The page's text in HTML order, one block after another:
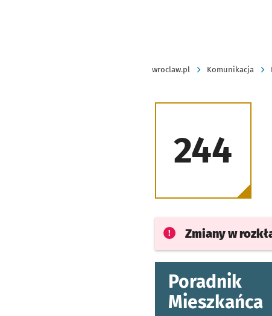
wroclaw.pl Komunikacja
244
Zmiany w
Poradnik
Mieszkańca